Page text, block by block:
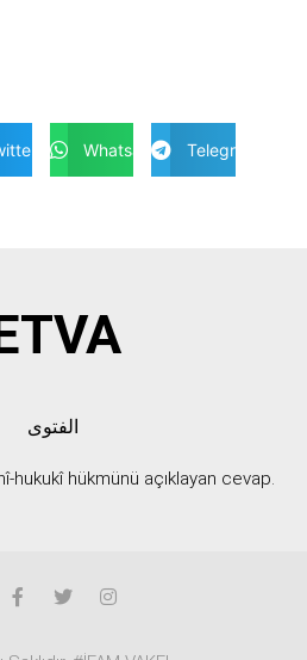
Whatsapp Telegram
الفتوى
hukukî hükmünü açıklayan cevap.